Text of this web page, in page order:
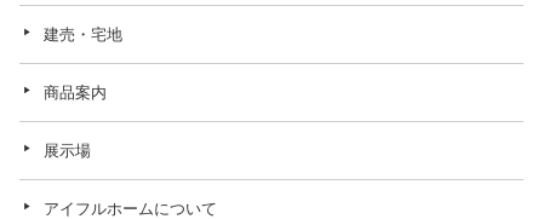
建売・宅地
商品案内
展示場
アイフルホームについて